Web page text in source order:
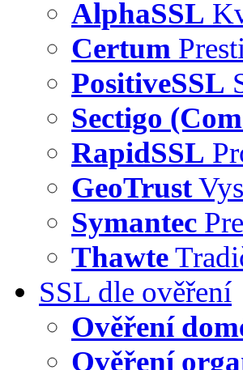
AlphaSSL
Certum
PositiveSSL
Sectigo
RapidSSL
GeoTrust
Symantec
Thawte
SSL dle ověření
Ověření
Ověření